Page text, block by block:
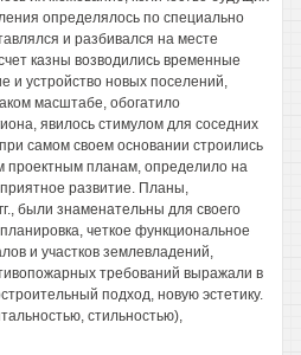
определялось по специально
и разбивался на месте
казны возводились временные
и устройство новых поселений,
масштабе, обогатило
явилось стимулом для соседних
самом своем основании строились
проектным планам, определило на
развитие. Планы,
были знаменательны для своего
четкое функциональное
и участков землевладений,
требований выражали в
подход, новую эстетику.
стильностью),